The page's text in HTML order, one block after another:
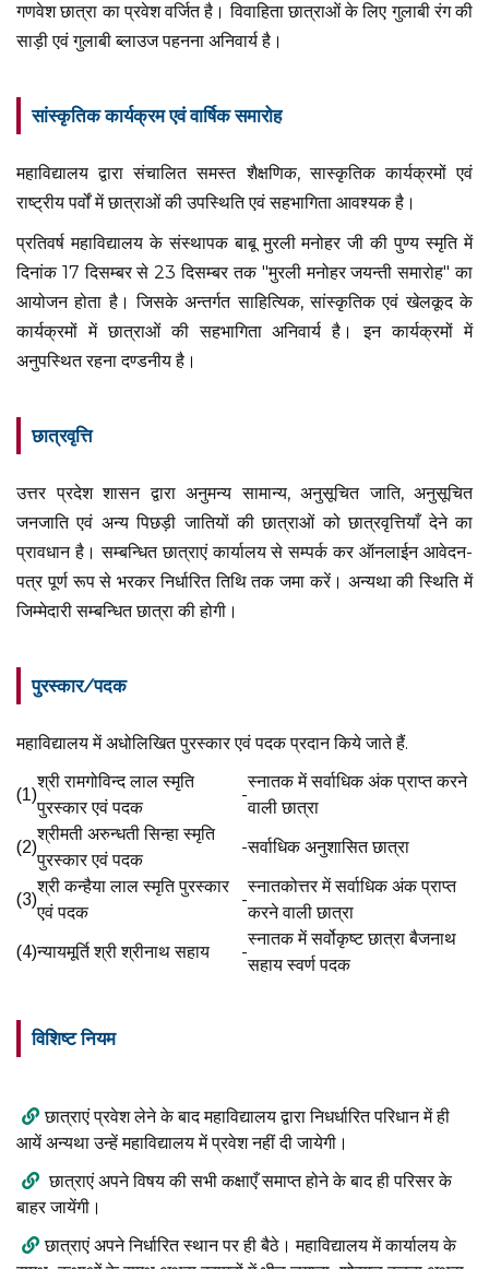
गणवेश छात्रा का प्रवेश वर्जित है। विवाहिता छात्राओं के लिए गुलाबी रंग की
साड़ी एवं गुलाबी ब्लाउज पहनना अनिवार्य है।
सांस्कृतिक कार्यक्रम एवं वार्षिक समारोह
महाविद्यालय द्वारा संचालित समस्त शैक्षणिक, सास्कृतिक कार्यक्रमों एवं
राष्ट्रीय पर्वों में छात्राओं की उपस्थिति एवं सहभागिता आवश्यक है।
प्रतिवर्ष महाविद्यालय के संस्थापक बाबू मुरली मनोहर जी की पुण्य स्मृति में
दिनांक 17 दिसम्बर से 23 दिसम्बर तक "मुरली मनोहर जयन्ती समारोह" का
आयोजन होता है। जिसके अन्तर्गत साहित्यिक, सांस्कृतिक एवं खेलकूद के
कार्यक्रमों में छात्राओं की सहभागिता अनिवार्य है। इन कार्यक्रमों में
अनुपस्थित रहना दण्डनीय है।
छात्रवृत्ति
उत्तर प्रदेश शासन द्वारा अनुमन्य सामान्य, अनुसूचित जाति, अनुसूचित
जनजाति एवं अन्य पिछड़ी जातियों की छात्राओं को छात्रवृत्तियाँ देने का
प्रावधान है। सम्बन्धित छात्राएं कार्यालय से सम्पर्क कर ऑनलाईन आवेदन-
पत्र पूर्ण रूप से भरकर निर्धारित तिथि तक जमा करें। अन्यथा की स्थिति में
जिम्मेदारी सम्बन्धित छात्रा की होगी।
पुरस्कार/पदक
महाविद्यालय में अधोलिखित पुरस्कार एवं पदक प्रदान किये जाते हैं.
(1)
श्री रामगोविन्द लाल स्मृति
पुरस्कार एवं पदक
-
स्नातक में सर्वाधिक अंक प्राप्त करने
वाली छात्रा
(2)
श्रीमती अरुन्धती सिन्हा स्मृति
पुरस्कार एवं पदक
-सर्वाधिक अनुशासित छात्रा
(3)
श्री कन्हैया लाल स्मृति पुरस्कार
एवं पदक
-
स्नातकोत्तर में सर्वाधिक अंक प्राप्त
करने वाली छात्रा
(4)न्यायमूर्ति श्री श्रीनाथ सहाय -
स्नातक में सर्वोकृष्ट छात्रा बैजनाथ
सहाय स्वर्ण पदक
विशिष्ट नियम
छात्राएं प्रवेश लेने के बाद महाविद्यालय द्वारा निधर्धारित परिधान में ही
आयें अन्यथा उन्हें महाविद्यालय में प्रवेश नहीं दी जायेगी।
छात्राएं अपने विषय की सभी कक्षाएँ समाप्त होने के बाद ही परिसर के
बाहर जायेंगी।
छात्राएं अपने निर्धारित स्थान पर ही बैठे। महाविद्यालय में कार्यालय के